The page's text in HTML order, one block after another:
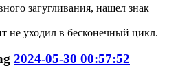
загугливания, нашел знак
не уходил в бесконечный цикл.
2024-05-30 00:57:52